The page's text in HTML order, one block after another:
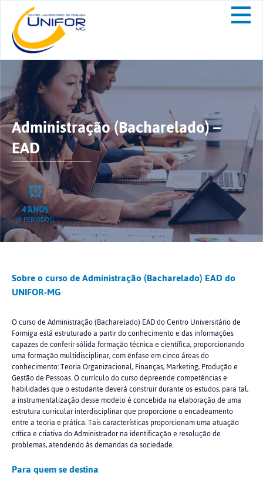
Administração (Bacharelado) –
EAD
4 ANOS
(8 PERÍODOS)
Sobre o curso de Administração (Bacharelado) EAD do
UNIFOR-MG
O curso de Administração (Bacharelado) EAD do Centro Universitário de
Formiga está estruturado a partir do conhecimento e das informações
capazes de conferir sólida formação técnica e científica, proporcionando
uma formação multidisciplinar, com ênfase em cinco áreas do
conhecimento: Teoria Organizacional, Finanças, Marketing, Produção e
Gestão de Pessoas. O currículo do curso depreende competências e
habilidades que o estudante deverá construir durante os estudos, para tal,
a instrumentalização desse modelo é concebida na elaboração de uma
estrutura curricular interdisciplinar que proporcione o encadeamento
entre a teoria e prática. Tais características proporcionam uma atuação
crítica e criativa do Administrador na identificação e resolução de
problemas, atendendo às demandas da sociedade.
Para quem se destina